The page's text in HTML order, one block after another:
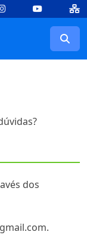
[3] Rodapé [4]
Youtube
dos